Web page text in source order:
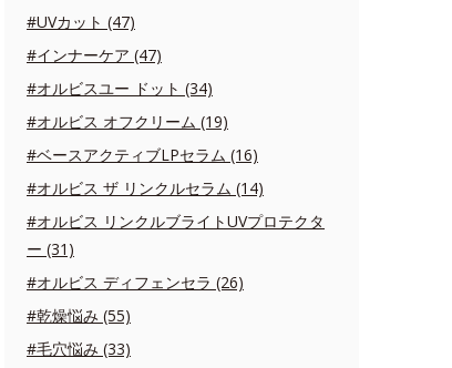
#UVカット (47)
#インナーケア (47)
#オルビスユー ドット (34)
#オルビス オフクリーム (19)
#ベースアクティブLPセラム (16)
#オルビス ザ リンクルセラム (14)
#オルビス リンクルブライトUVプロテクタ
ー (31)
#オルビス ディフェンセラ (26)
#乾燥悩み (55)
#毛穴悩み (33)